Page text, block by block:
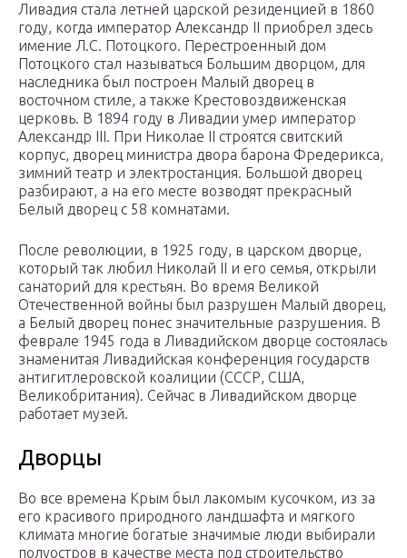
Ливадия стала летней царской резиденцией в 1860
году, когда император Александр II приобрел здесь
имение Л.С. Потоцкого. Перестроенный дом
Потоцкого стал называться Большим дворцом, для
наследника был построен Малый дворец в
восточном стиле, а также Крестовоздвиженская
церковь. В 1894 году в Ливадии умер император
Александр III. При Николае II строятся свитский
корпус, дворец министра двора барона Фредерикса,
зимний театр и электростанция. Большой дворец
разбирают, а на его месте возводят прекрасный
Белый дворец с 58 комнатами.
После революции, в 1925 году, в царском дворце,
который так любил Николай II и его семья, открыли
санаторий для крестьян. Во время Великой
Отечественной войны был разрушен Малый дворец,
а Белый дворец понес значительные разрушения. В
феврале 1945 года в Ливадийском дворце состоялась
знаменитая Ливадийская конференция государств
антигитлеровской коалиции (СССР, США,
Великобритания). Сейчас в Ливадийском дворце
работает музей.
Дворцы
Во все времена Крым был лакомым кусочком, из за
его красивого природного ландшафта и мягкого
климата многие богатые значимые люди выбирали
полуостров в качестве места под строительство